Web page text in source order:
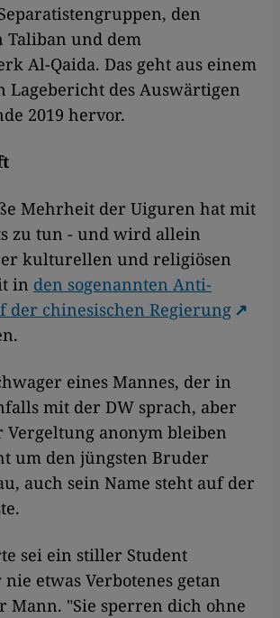
den
Taliban und dem
Al-Qaida. Das geht aus einem
des Auswärtigen
2019 hervor.
Mehrheit der Uiguren hat mit
zu tun - und wird allein
kulturellen und religiösen
in den sogenannten Anti-
der chinesischen Regierung
eines Mannes, der in
mit der DW sprach, aber
Vergeltung anonym bleiben
um den jüngsten Bruder
auch sein Name steht auf der
sei ein stiller Student
etwas Verbotenes getan
Mann. "Sie sperren dich ohne